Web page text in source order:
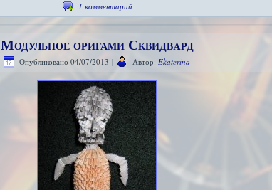
1 комментарий
Модульное оригами Сквидвaрд
Опубликовано 04/07/2013 | Автор: Ekaterina